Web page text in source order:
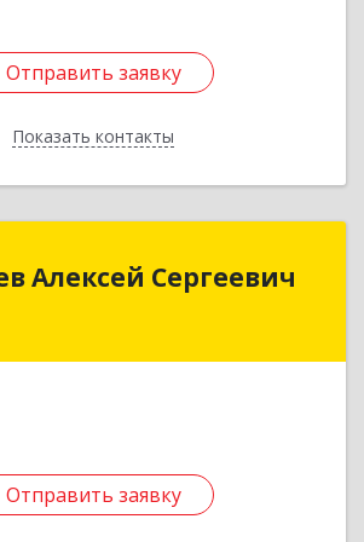
Отправить заявку
Показать контакты
Отправить заявку
Назад
Алексей Сергеевич
Отправить заявку
Алексей Сергеевич
Сосногорск г, Советская ул,
Отправить заявку